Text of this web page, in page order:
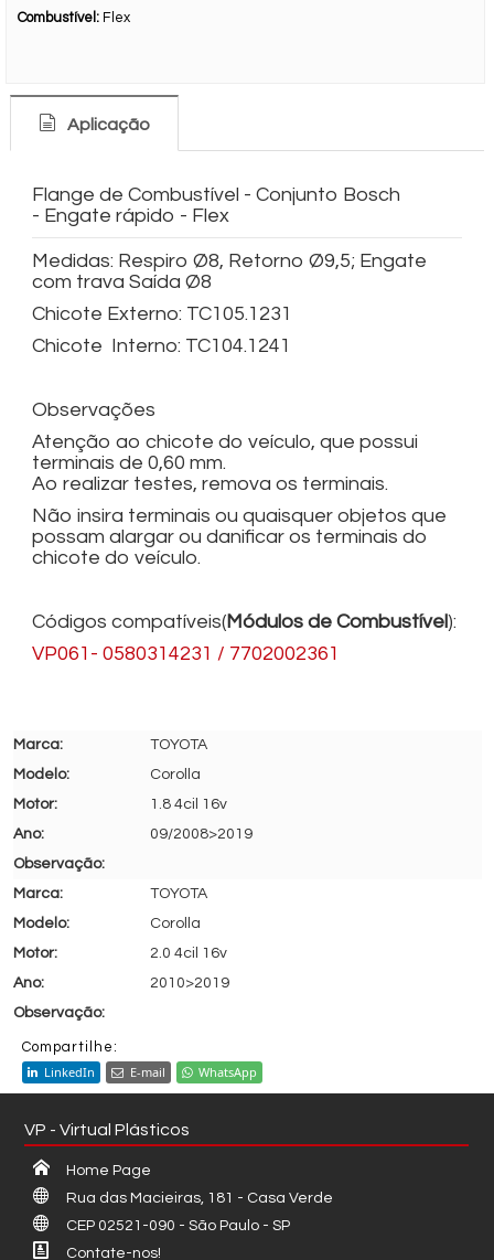
Combustível: Flex
Aplicação
Flange de Combustível - Conjunto Bosch
- Engate rápido - Flex
Medidas: Respiro Ø8, Retorno Ø9,5; Engate
com trava Saída Ø8
Chicote Externo: TC105.1231
Chicote Interno: TC104.1241
Observações
Atenção ao chicote do veículo, que possui
terminais de 0,60 mm.
Ao realizar testes, remova os terminais.
Não insira terminais ou quaisquer objetos que
possam alargar ou danificar os terminais do
chicote do veículo.
Códigos compatíveis(Módulos de Combustível):
VP061- 0580314231 / 7702002361
TOYOTA
Corolla
1.8 4cil 16v
09/2008>2019
TOYOTA
Corolla
2.0 4cil 16v
2010>2019
Compartilhe:
LinkedIn E-mail WhatsApp
VP - Virtual Plásticos
Home Page
Rua das Macieiras, 181 - Casa Verde
CEP 02521-090 - São Paulo - SP
Contate-nos!